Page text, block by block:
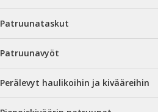
Patruunataskut
Patruunavyöt
Perälevyt haulikoihin ja kivääreihin